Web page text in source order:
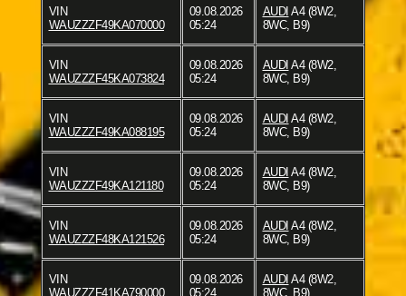
VIN
WAUZZZF49KA070000
09.08.2026
05:24
AUDI A4 (8W2,
8WC, B9)
VIN
WAUZZZF45KA073824
09.08.2026
05:24
AUDI A4 (8W2,
8WC, B9)
VIN
WAUZZZF49KA088195
09.08.2026
05:24
AUDI A4 (8W2,
8WC, B9)
VIN
WAUZZZF49KA121180
09.08.2026
05:24
AUDI A4 (8W2,
8WC, B9)
VIN
WAUZZZF48KA121526
09.08.2026
05:24
AUDI A4 (8W2,
8WC, B9)
VIN
WAUZZZF41KA790000
09.08.2026
05:24
AUDI A4 (8W2,
8WC, B9)